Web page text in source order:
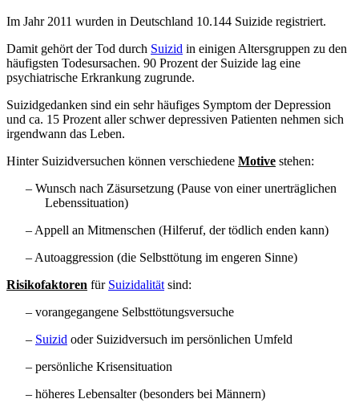
Im Jahr 2011 wurden in Deutschland 10.144 Suizide registriert.
Damit gehört der Tod durch Suizid in einigen Altersgruppen zu den
häufigsten Todesursachen. 90 Prozent der Suizide lag eine
psychiatrische Erkrankung zugrunde.
Suizidgedanken sind ein sehr häufiges Symptom der Depression
und ca. 15 Prozent aller schwer depressiven Patienten nehmen sich
irgendwann das Leben.
Hinter Suizidversuchen können verschiedene Motive stehen:
– Wunsch nach Zäsursetzung (Pause von einer unerträglichen
Lebenssituation)
– Appell an Mitmenschen (Hilferuf, der tödlich enden kann)
– Autoaggression (die Selbsttötung im engeren Sinne)
Risikofaktoren für Suizidalität sind:
– vorangegangene Selbsttötungsversuche
– Suizid oder Suizidversuch im persönlichen Umfeld
– persönliche Krisensituation
– höheres Lebensalter (besonders bei Männern)